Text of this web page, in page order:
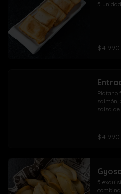
5
$4.990
Platano
salmón,
salsa
$4.990
5